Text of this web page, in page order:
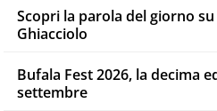
Scopri la parola del giorno
Ghiacciolo
Bufala Fest 2026, la decima
settembre